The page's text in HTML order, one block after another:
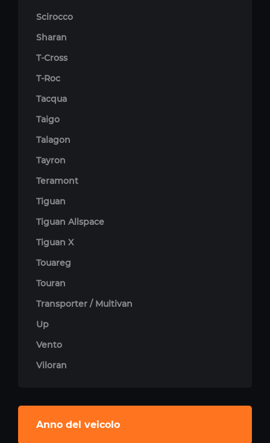
Scirocco
Sharan
T-Cross
T-Roc
Tacqua
Taigo
Talagon
Tayron
Teramont
Tiguan
Tiguan Allspace
Tiguan X
Touareg
Touran
Transporter / Multivan
Up
Vento
Viloran
Anno del veicolo